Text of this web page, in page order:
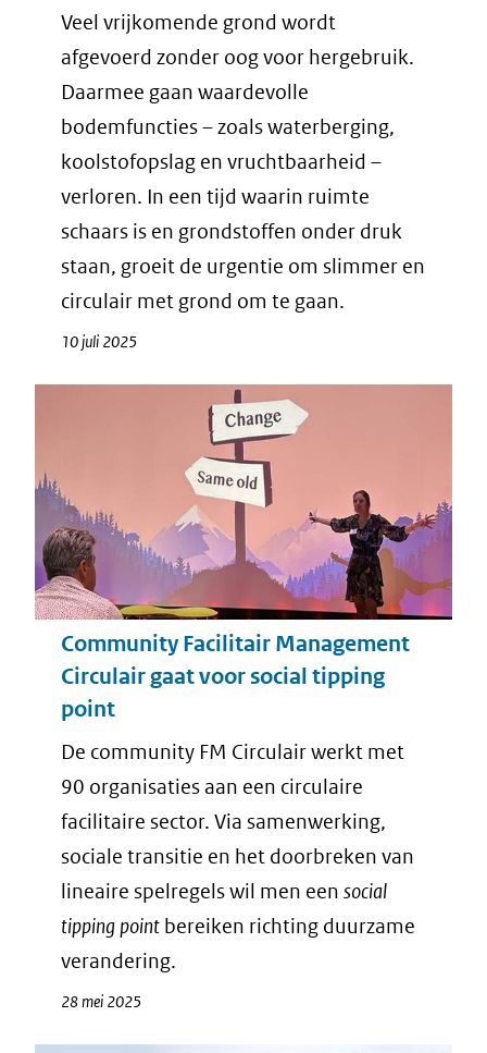
Veel vrijkomende grond wordt
afgevoerd zonder oog voor hergebruik.
Daarmee gaan waardevolle
bodemfuncties – zoals waterberging,
koolstofopslag en vruchtbaarheid –
verloren. In een tijd waarin ruimte
schaars is en grondstoffen onder druk
staan, groeit de urgentie om slimmer en
circulair met grond om te gaan.
10 juli 2025
Community Facilitair Management
Circulair gaat voor social tipping
point
De community FM Circulair werkt met
90 organisaties aan een circulaire
facilitaire sector. Via samenwerking,
sociale transitie en het doorbreken van
lineaire spelregels wil men een social
tipping point bereiken richting duurzame
verandering.
28 mei 2025